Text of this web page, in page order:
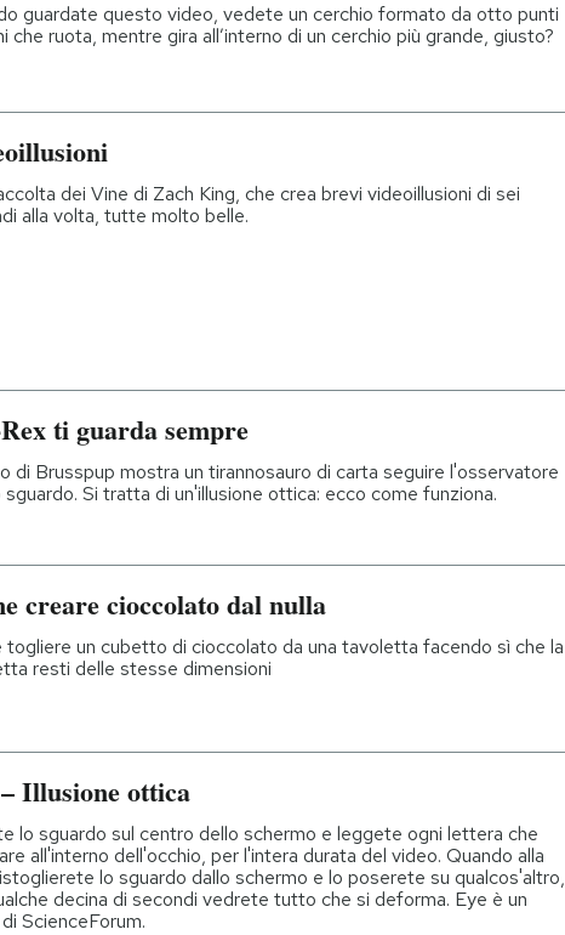
guardate questo video, vedete un cerchio formato da otto punti
che ruota, mentre gira all’interno di un cerchio più grande, giusto?
dei Vine di Zach King, che crea brevi videoillusioni di sei
alla volta, tutte molto belle.
ti guarda sempre
di Brusspup mostra un tirannosauro di carta seguire l'osservatore
sguardo. Si tratta di un'illusione ottica: ecco come funziona.
creare cioccolato dal nulla
togliere un cubetto di cioccolato da una tavoletta facendo sì che la
resti delle stesse dimensioni
Illusione ottica
lo sguardo sul centro dello schermo e leggete ogni lettera che
all'interno dell'occhio, per l'intera durata del video. Quando alla
lo sguardo dallo schermo e lo poserete su qualcos'altro,
decina di secondi vedrete tutto che si deforma. Eye è un
ScienceForum.